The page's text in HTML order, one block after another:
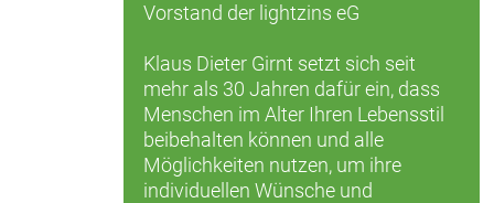
Vorstand der lightzins eG
Klaus Dieter Girnt setzt sich seit
mehr als 30 Jahren dafür ein, dass
Menschen im Alter Ihren Lebensstil
beibehalten können und alle
Möglichkeiten nutzen, um ihre
individuellen Wünsche und